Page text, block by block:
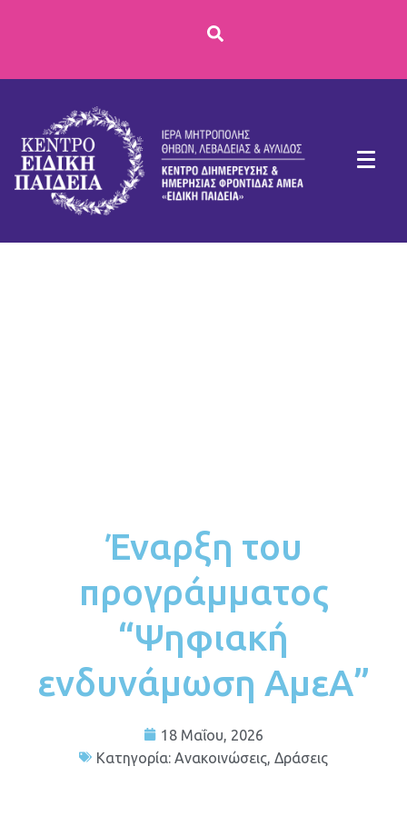
Έναρξη του
προγράμματος
“Ψηφιακή
ενδυνάμωση ΑμεΑ”
18 Μαΐου, 2026
Κατηγορία: Ανακοινώσεις, Δράσεις